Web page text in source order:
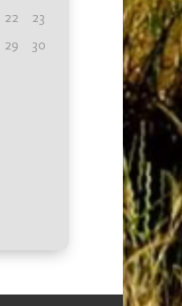
22
23
29
30